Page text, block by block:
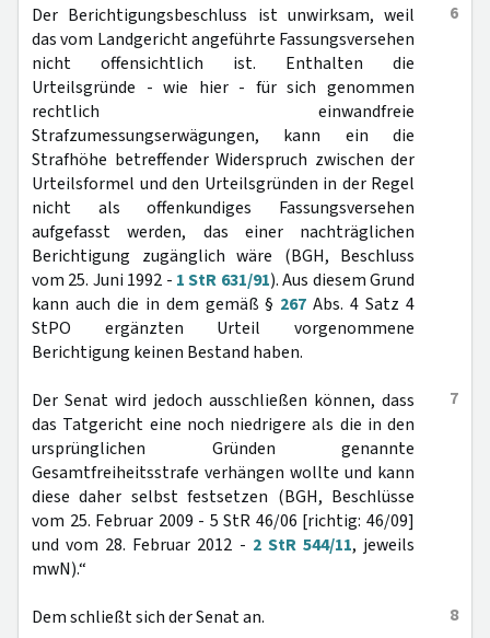
6
Der Berichtigungsbeschluss ist unwirksam, weil
das vom Landgericht angeführte Fassungsversehen
nicht offensichtlich ist. Enthalten die
Urteilsgründe - wie hier - für sich genommen
rechtlich einwandfreie
Strafzumessungserwägungen, kann ein die
Strafhöhe betreffender Widerspruch zwischen der
Urteilsformel und den Urteilsgründen in der Regel
nicht als offenkundiges Fassungsversehen
aufgefasst werden, das einer nachträglichen
Berichtigung zugänglich wäre (BGH, Beschluss
vom 25. Juni 1992 - 1 StR 631/91). Aus diesem Grund
kann auch die in dem gemäß § 267 Abs. 4 Satz 4
StPO ergänzten Urteil vorgenommene
Berichtigung keinen Bestand haben.
7
Der Senat wird jedoch ausschließen können, dass
das Tatgericht eine noch niedrigere als die in den
ursprünglichen Gründen genannte
Gesamtfreiheitsstrafe verhängen wollte und kann
diese daher selbst festsetzen (BGH, Beschlüsse
vom 25. Februar 2009 - 5 StR 46/06 [richtig: 46/09]
und vom 28. Februar 2012 - 2 StR 544/11, jeweils
mwN).“
8
Dem schließt sich der Senat an.